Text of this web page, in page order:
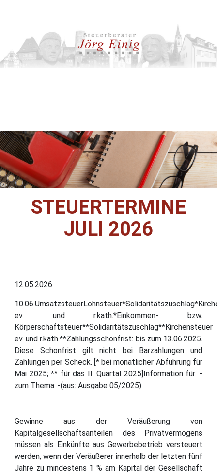
STEUERTERMINE
JULI 2026
12.05.2026
ev. und r.kath.*Einkommen- bzw.
Körperschaftsteuer**Solidaritätszuschlag**Kirchensteuer
ev. und r.kath.**Zahlungsschonfrist: bis zum 13.06.2025.
Diese Schonfrist gilt nicht bei Barzahlungen und
Zahlungen per Scheck. [* bei monatlicher Abführung für
Mai 2025; ** für das II. Quartal 2025]Information für: -
zum Thema: -(aus: Ausgabe 05/2025)
Gewinne aus der Veräußerung von
Kapitalgesellschaftsanteilen des Privatvermögens
müssen als Einkünfte aus Gewerbebetrieb versteuert
werden, wenn der Veräußerer innerhalb der letzten fünf
Jahre zu mindestens 1 % am Kapital der Gesellschaft